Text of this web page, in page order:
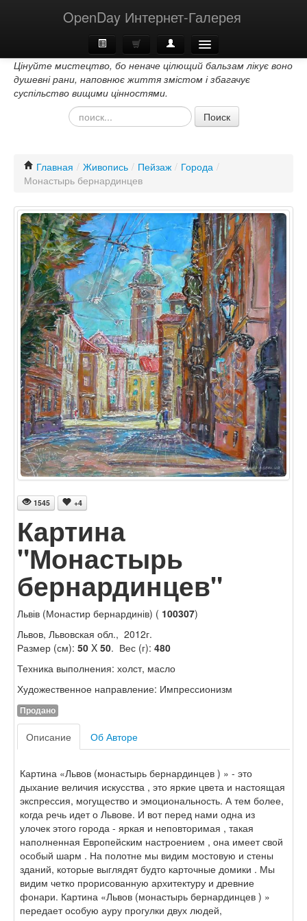
OpenDay Интернет-Галерея
Главная
О Нас
Цінуйте мистецтво, бо неначе цілющий бальзам лікує воно
душевні рани, наповнює життя змістом і збагачує
суспільство вищими цінностями.
Поиск
Главная / Живопись / Пейзаж / Города /
Монастырь бернардинцев
1545 +4
Картина
"Монастырь
бернардинцев"
Львів (Монастир бернардинів) ( 100307)
Львов, Львовская обл., 2012г.
Размер (см): 50 X 50. Вес (г): 480
Техника выполнения: холст, масло
Художественное направление: Импрессионизм
Продано
Описание Об Авторе
Картина «Львов (монастырь бернардинцев ) » - это
дыхание величия искусства , это яркие цвета и настоящая
экспрессия, могущество и эмоциональность. А тем более,
когда речь идет о Львове. И вот перед нами одна из
улочек этого города - яркая и неповторимая , такая
наполненная Европейским настроением , она имеет свой
особый шарм . На полотне мы видим мостовую и стены
зданий, которые выглядят будто карточные домики . Мы
видим четко прорисованную архитектуру и древние
фонари. Картина «Львов (монастырь бернардинцев ) »
передает особую ауру прогулки двух людей,